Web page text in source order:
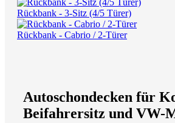
Rückbank - 3-Sitz (4/5 Türer)
Rückbank - Cabrio / 2-Türer
Autoschondecken für
Beifahrersitz und VW-